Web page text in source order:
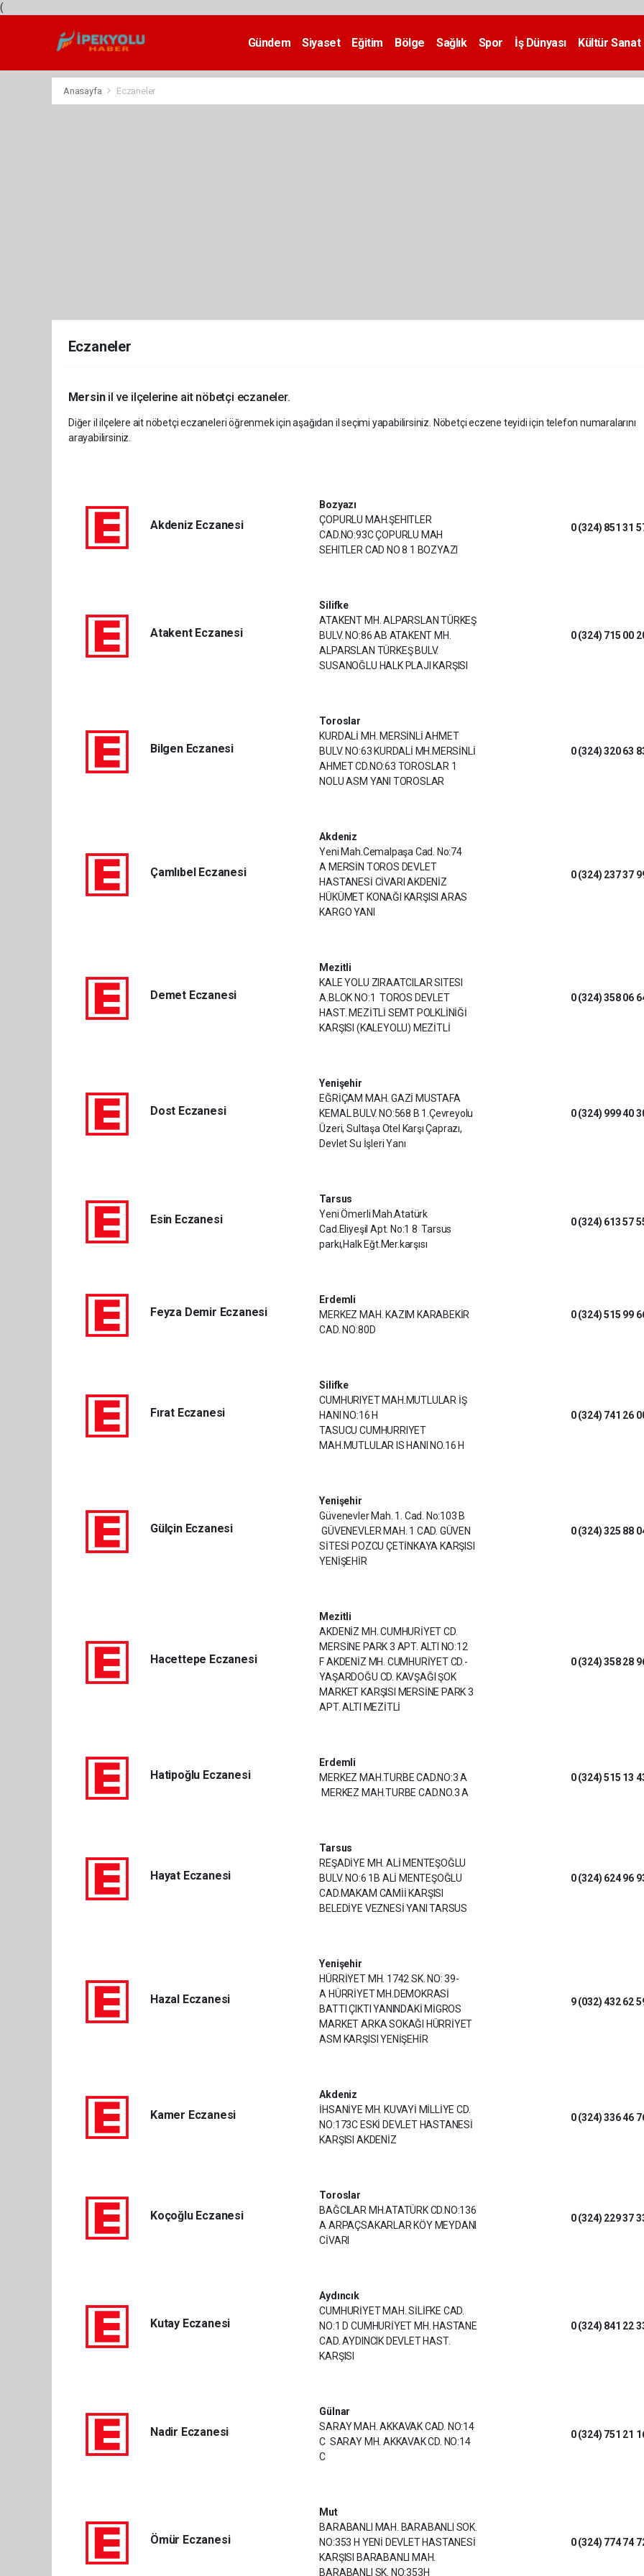
(
Gündem Siyaset Eğitim Bölge Sağlık Spor İş Dünyası Kültür Sanat
Anasayfa Eczaneler
Eczaneler
Mersinil ve ilçelerine ait nöbetçi eczaneler.
Diğer il ilçelere ait nöbetçi eczaneleri öğrenmek için aşağıdan il seçimi yapabilirsiniz. Nöbetçi eczene teyidi için telefon numaralarını
arayabilirsiniz.
Akdeniz Eczanesi
Bozyazı
ÇOPURLU MAH.ŞEHITLER
CAD.NO:93C ÇOPURLU MAH
SEHITLER CAD NO 8 1 BOZYAZI
0 (324) 851 31
Atakent Eczanesi
Silifke
ATAKENT MH. ALPARSLAN TÜRKEŞ
BULV. NO:86 AB ATAKENT MH.
ALPARSLAN TÜRKEŞ BULV.
SUSANOĞLU HALK PLAJI KARŞISI
0 (324) 715 00
Bilgen Eczanesi
Toroslar
KURDALİ MH. MERSİNLİ AHMET
BULV. NO:63 KURDALİ MH.MERSİNLİ
AHMET CD.NO:63 TOROSLAR 1
NOLU ASM YANI TOROSLAR
0 (324) 320 63
Çamlıbel Eczanesi
Akdeniz
Yeni Mah.Cemalpaşa Cad. No:74
A MERSİN TOROS DEVLET
HASTANESİ CİVARI AKDENİZ
HÜKÜMET KONAĞI KARŞISI ARAS
KARGO YANI
0 (324) 237 37
Demet Eczanesi
Mezitli
KALE YOLU ZIRAATCILAR SITESI
A.BLOK NO:1 TOROS DEVLET
HAST. MEZİTLİ SEMT POLKLİNİĞİ
KARŞISI (KALEYOLU) MEZİTLİ
0 (324) 358 06
Dost Eczanesi
Yenişehir
EĞRİÇAM MAH. GAZİ MUSTAFA
KEMAL BULV. NO:568 B 1.Çevreyolu
Üzeri, Sultaşa Otel Karşı Çaprazı,
Devlet Su İşleri Yanı
0 (324) 999 40
Esin Eczanesi
Tarsus
Yeni Ömerli Mah.Atatürk
Cad.Eliyeşil Apt. No:1 8 Tarsus
parkı,Halk Eğt.Mer.karşısı
0 (324) 613 57
Feyza Demir Eczanesi
Erdemli
MERKEZ MAH. KAZIM KARABEKİR
CAD. NO:80D
0 (324) 515 99
Fırat Eczanesi
Silifke
CUMHURIYET MAH.MUTLULAR İŞ
HANI NO:16 H
TASUCU CUMHURRIYET
MAH.MUTLULAR IS HANI NO.16 H
0 (324) 741 26
Gülçin Eczanesi
Yenişehir
Güvenevler Mah. 1. Cad. No:103 B
GÜVENEVLER MAH. 1 CAD. GÜVEN
SİTESİ POZCU ÇETİNKAYA KARŞISI
YENİŞEHİR
0 (324) 325 88
Hacettepe Eczanesi
Mezitli
AKDENİZ MH. CUMHURİYET CD.
MERSİNE PARK 3 APT. ALTI NO:12
F AKDENİZ MH. CUMHURİYET CD.-
YAŞARDOĞU CD. KAVŞAĞI ŞOK
MARKET KARŞISI MERSİNE PARK 3
APT. ALTI MEZİTLİ
0 (324) 358 28
Hatipoğlu Eczanesi
Erdemli
MERKEZ MAH.TURBE CAD.NO:3 A
MERKEZ MAH.TURBE CAD.NO.3 A
0 (324) 515 13
Hayat Eczanesi
Tarsus
REŞADİYE MH. ALİ MENTEŞOĞLU
BULV. NO:6 1B ALİ MENTEŞOĞLU
CAD.MAKAM CAMİİ KARŞISI
BELEDİYE VEZNESİ YANI TARSUS
0 (324) 624 96
Hazal Eczanesi
Yenişehir
HÜRRİYET MH. 1742 SK. NO: 39-
A HÜRRİYET MH.DEMOKRASİ
BATTI ÇIKTI YANINDAKİ MİGROS
MARKET ARKA SOKAĞI HÜRRİYET
ASM KARŞISI YENİŞEHİR
9 (032) 432 62
Kamer Eczanesi
Akdeniz
İHSANİYE MH. KUVAYİ MİLLİYE CD.
NO:173C ESKİ DEVLET HASTANESİ
KARŞISI AKDENİZ
0 (324) 336 46
Koçoğlu Eczanesi
Toroslar
BAĞCILAR MH.ATATÜRK CD.NO:136
A ARPAÇSAKARLAR KÖY MEYDANI
CİVARI
0 (324) 229 37
Kutay Eczanesi
Aydıncık
CUMHURİYET MAH. SİLİFKE CAD.
NO:1 D CUMHURİYET MH. HASTANE
CAD. AYDINCIK DEVLET HAST.
KARŞISI
0 (324) 841 22
Nadir Eczanesi
Gülnar
SARAY MAH. AKKAVAK CAD. NO:14
C SARAY MH. AKKAVAK CD. NO:14
C
0 (324) 751 21
Ömür Eczanesi
Mut
BARABANLI MAH. BARABANLI SOK.
NO:353 H YENİ DEVLET HASTANESİ
KARŞISI BARABANLI MAH.
BARABANLI SK. NO:353H
0 (324) 774 74